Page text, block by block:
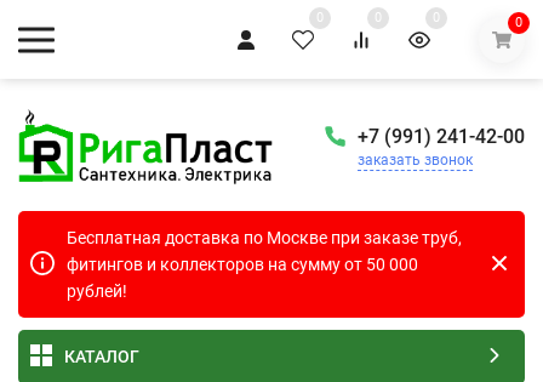
0 0 0 0
+7 (991) 241-42-00
заказать звонок
Бесплатная доставка по Москве при заказе труб,
фитингов и коллекторов на сумму от 50 000
рублей!
КАТАЛОГ